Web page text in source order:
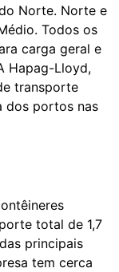
Norte. Norte e
Todos os
carga geral e
Hapag-Lloyd,
transporte
dos portos nas
total de 1,7
principais
tem cerca